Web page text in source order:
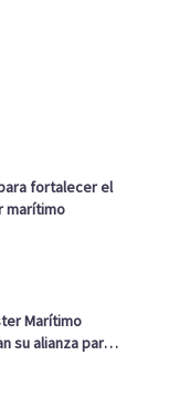
fortalecer el
marítimo
Marítimo
su alianza para
Nacional